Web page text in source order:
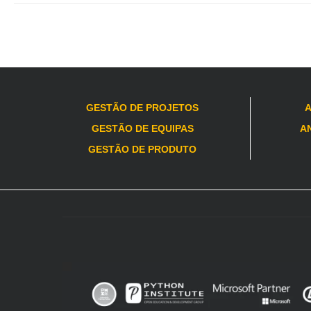
GESTÃO DE PROJETOS
GESTÃO DE EQUIPAS
GESTÃO DE PRODUTO